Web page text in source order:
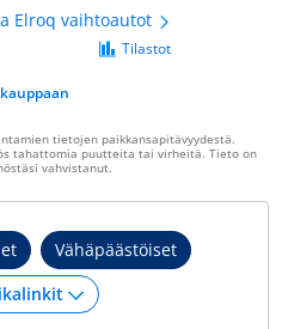
Elroq vaihtoautot
Tilastot
tietojen paikkansapitävyydestä.
tahattomia puutteita tai virheitä. Tieto on
vahvistanut.
Vähäpäästöiset